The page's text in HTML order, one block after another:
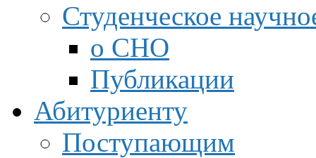
Студенческое
о СНО
Публикации
Абитуриенту
Поступающим